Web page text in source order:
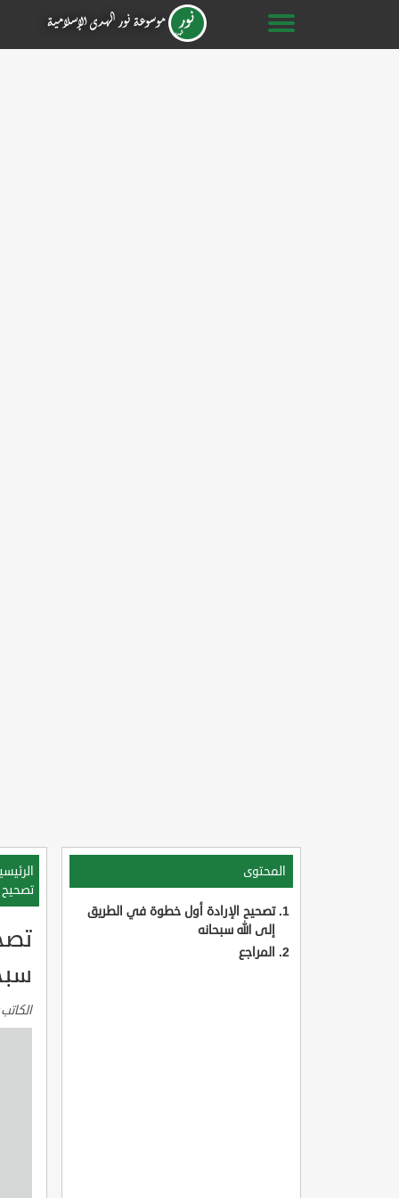
المحتوى
تصحيح الإرادة أول خطوة في الطريق
إلى الله سبحانه
المراجع
تصحيح